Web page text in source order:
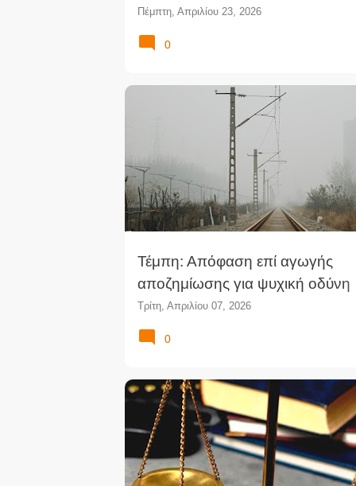
Πέμπτη, Απριλίου 23, 2026
0
Τέμπη: Απόφαση επί αγωγής
αποζημίωσης για ψυχική οδύνη
συγγενών θυμάτων (ΔΠρΑθ)
Τρίτη, Απριλίου 07, 2026
0